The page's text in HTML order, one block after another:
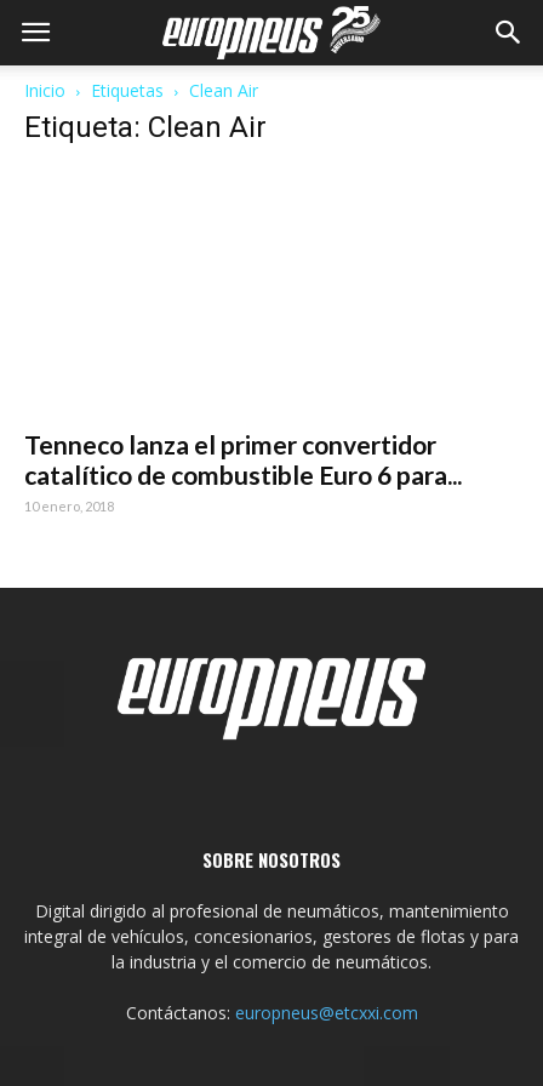
Inicio Etiquetas Clean Air
Etiqueta: Clean Air
Tenneco lanza el primer convertidor
catalítico de combustible Euro 6 para...
10 enero, 2018
SOBRE NOSOTROS
Digital dirigido al profesional de neumáticos, mantenimiento
integral de vehículos, concesionarios, gestores de flotas y para
la industria y el comercio de neumáticos.
Contáctanos: europneus@etcxxi.com